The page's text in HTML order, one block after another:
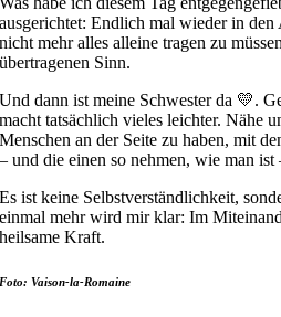
ausgerichtet: Endlich mal wieder in
nicht mehr alles alleine tragen zu
übertragenen Sinn.
Und dann ist meine Schwester da 💛.
macht tatsächlich vieles leichter. Nähe
Menschen an der Seite zu haben, mit
– und die einen so nehmen, wie man ist
Es ist keine Selbstverständlichkeit,
einmal mehr wird mir klar: Im
heilsame Kraft.
Foto: Vaison-la-Romaine